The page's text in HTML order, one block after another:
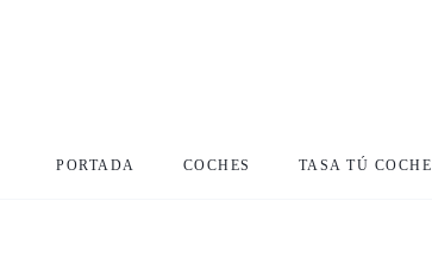
PORTADA COCHES TASA TÚ COCHE